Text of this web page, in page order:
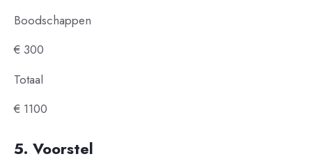
Boodschappen
€ 300
Totaal
€ 1100
5. Voorstel